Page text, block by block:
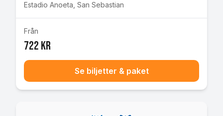
Estadio Anoeta San Sebastian
Från
722 kr
Se biljetter & paket